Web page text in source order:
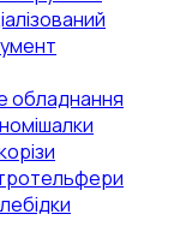
обладнання
лебідки